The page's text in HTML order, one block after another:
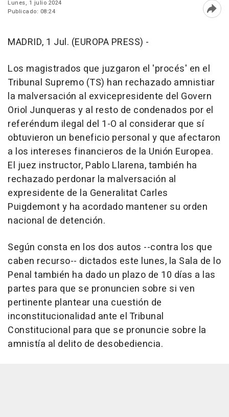
Lunes, 1 julio 2024
Publicado: 08:24
MADRID, 1 Jul. (EUROPA PRESS) -
Los magistrados que juzgaron el 'procés' en el
Tribunal Supremo (TS) han rechazado amnistiar
la malversación al exvicepresidente del Govern
Oriol Junqueras y al resto de condenados por el
referéndum ilegal del 1-O al considerar que sí
obtuvieron un beneficio personal y que afectaron
a los intereses financieros de la Unión Europea.
El juez instructor, Pablo Llarena, también ha
rechazado perdonar la malversación al
expresidente de la Generalitat Carles
Puigdemont y ha acordado mantener su orden
nacional de detención.
Según consta en los dos autos --contra los que
caben recurso-- dictados este lunes, la Sala de lo
Penal también ha dado un plazo de 10 días a las
partes para que se pronuncien sobre si ven
pertinente plantear una cuestión de
inconstitucionalidad ante el Tribunal
Constitucional para que se pronuncie sobre la
amnistía al delito de desobediencia.